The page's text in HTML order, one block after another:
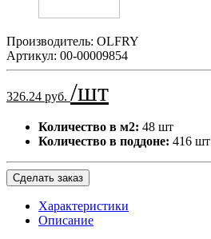
Производитель: OLFRY
Артикул: 00-00009854
326.24 руб. /шт
Количество в м2: 48 шт
Количество в поддоне: 416 шт
Сделать заказ
Характеристики
Описание